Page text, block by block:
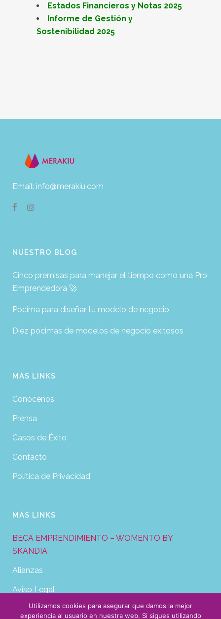
Estados Financieros y Notas 2025
Informe de Gestión y
Sostenibilidad 2025
Email: info@merakiu.com
NUESTRO BLOG
Cinco premisas para manejar el tiempo como una Pro
Emprendedora 🚀
Pócima para diseñar tu modelo de negocio
Diez pócimas de modelos de negocio exitosos
MÁS LINKS
Conócenos
Prensa
Casos de Éxito
Contacto
Política de Privacidad
MÁS LINKS
BECA EMPRENDIMIENTO – WOMENTO BY
SKANDIA
Alianzas
Aviso Legal
Política de Cookies
Utilizamos cookies para asegurar que damos la mejor
experiencia al usuario en nuestra web. Si sigues utilizando